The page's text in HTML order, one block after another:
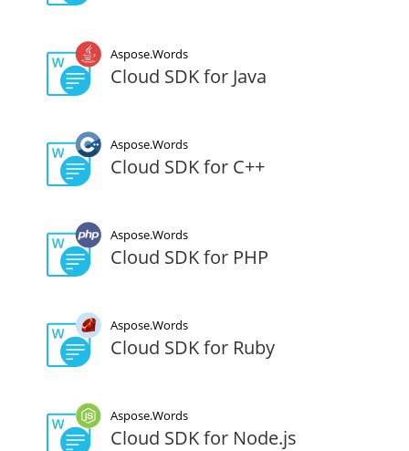
Aspose.Words
Cloud SDK for Java
Aspose.Words
Cloud SDK for C++
Aspose.Words
Cloud SDK for PHP
Aspose.Words
Cloud SDK for Ruby
Aspose.Words
Cloud SDK for Node.js